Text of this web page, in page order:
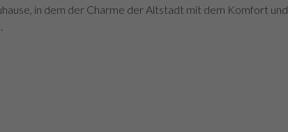
in dem der Charme der Altstadt mit dem Komfort und